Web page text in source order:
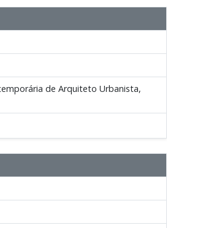
de Arquiteto Urbanista,